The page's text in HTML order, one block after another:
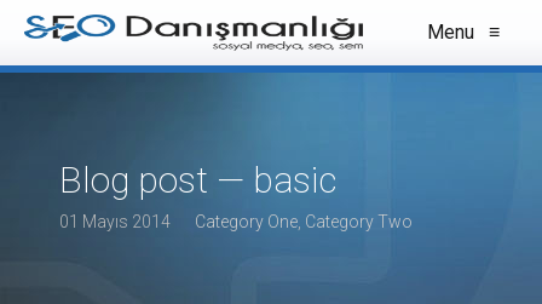
Menu ≡
Blog post — basic
01 Mayıs 2014 Category One Category Two